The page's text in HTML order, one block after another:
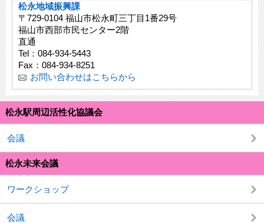
松永駅周辺活性化協議会
会議
松永未来会議
ワークショップ
会議
松永地域振興課
〒729-0104 福山市松永町三丁目1番29号
福山市西部市民センター2階
直通
Tel：084-934-5443
Fax：084-934-8251
お問い合わせはこちらから